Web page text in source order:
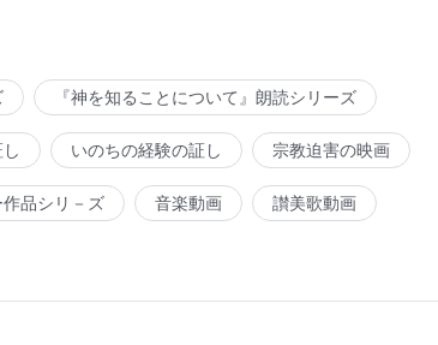
『神を知ることについて』朗読シリーズ
いのちの経験の証し 宗教迫害の映画
品シリ－ズ 音楽動画 讃美歌動画